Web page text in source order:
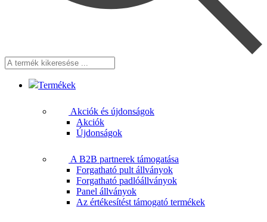
A
termék
kikereséseTermékek
Akciók és újdonságok
Akciók
Újdonságok
A B2B partnerek támogatása
Forgatható pult állványok
Forgatható padlóállványok
Panel állványok
Az értékesítést támogató termékek